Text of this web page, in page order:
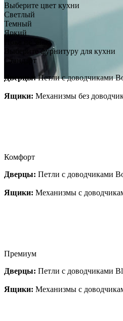
Выберите цвет кухни
Светлый
Темный
Яркий
Пока не знаю
Выберите фурнитуру для кухни
Стандарт
Дверцы:Петли с доводчиками
Ящики: Механизмы без
Комфорт
Дверцы: Петли с доводчиками
Ящики: Механизмы с
Премиум
Дверцы: Петли с доводчиками
Ящики: Механизмы с